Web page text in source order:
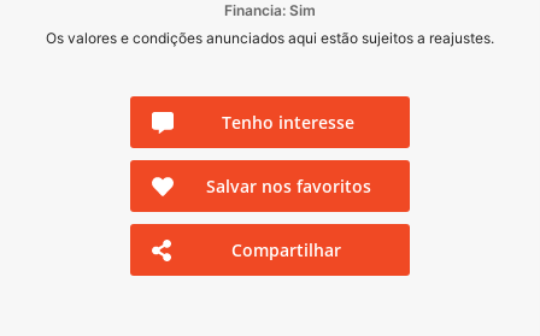
Financia: Sim
Os valores e condições anunciados aqui estão sujeitos a reajustes.
Tenho interesse
Salvar nos favoritos
Compartilhar